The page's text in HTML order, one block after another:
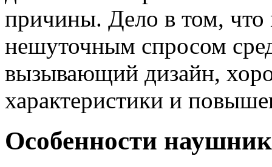
причины. Дело в том, что
нешуточным спросом
вызывающий дизайн,
характеристики и
Особенности